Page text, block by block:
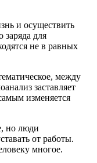
и осуществить
заряда для
не в равных
между
заставляет
изменяется
но люди
от работы.
многое.